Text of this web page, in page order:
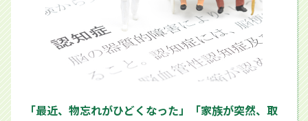
「最近、物忘れがひどくなった」「家族が突然、取